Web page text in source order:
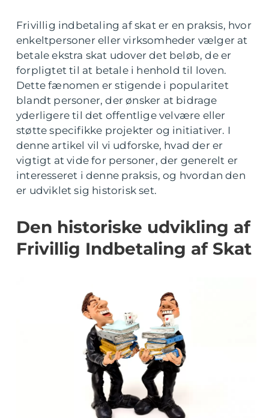
Frivillig indbetaling af skat er en praksis, hvor
enkeltpersoner eller virksomheder vælger at
betale ekstra skat udover det beløb, de er
forpligtet til at betale i henhold til loven.
Dette fænomen er stigende i popularitet
blandt personer, der ønsker at bidrage
yderligere til det offentlige velvære eller
støtte specifikke projekter og initiativer. I
denne artikel vil vi udforske, hvad der er
vigtigt at vide for personer, der generelt er
interesseret i denne praksis, og hvordan den
er udviklet sig historisk set.
Den historiske udvikling af
Frivillig Indbetaling af Skat